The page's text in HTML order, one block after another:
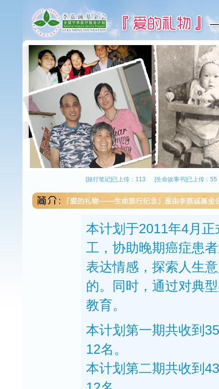
[旅行笔记]已上传：113 [生命故事书]已上传：55
本计划于2011年4月
工，协助晚期癌症患
表达情感，探索人生
的。同时，通过对典
教育。
本计划第一期共收到
12名。
本计划第二期共收到